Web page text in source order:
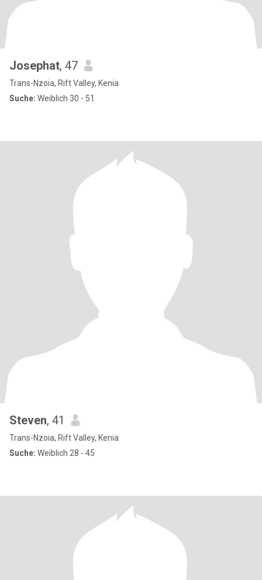
Josephat, 47
Trans-Nzoia, Rift Valley, Kenia
Suche: Weiblich 30 - 51
Steven, 41
Trans-Nzoia, Rift Valley, Kenia
Suche: Weiblich 28 - 45